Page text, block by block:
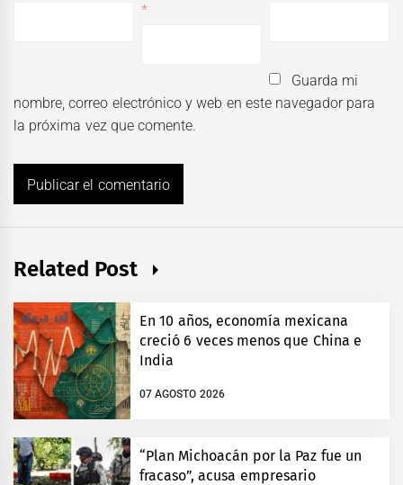
*
Guarda mi
nombre, correo electrónico y web en este navegador para
la próxima vez que comente.
Related Post
En 10 años, economía mexicana
creció 6 veces menos que China e
India
07 AGOSTO 2026
“Plan Michoacán por la Paz fue un
fracaso”, acusa empresario